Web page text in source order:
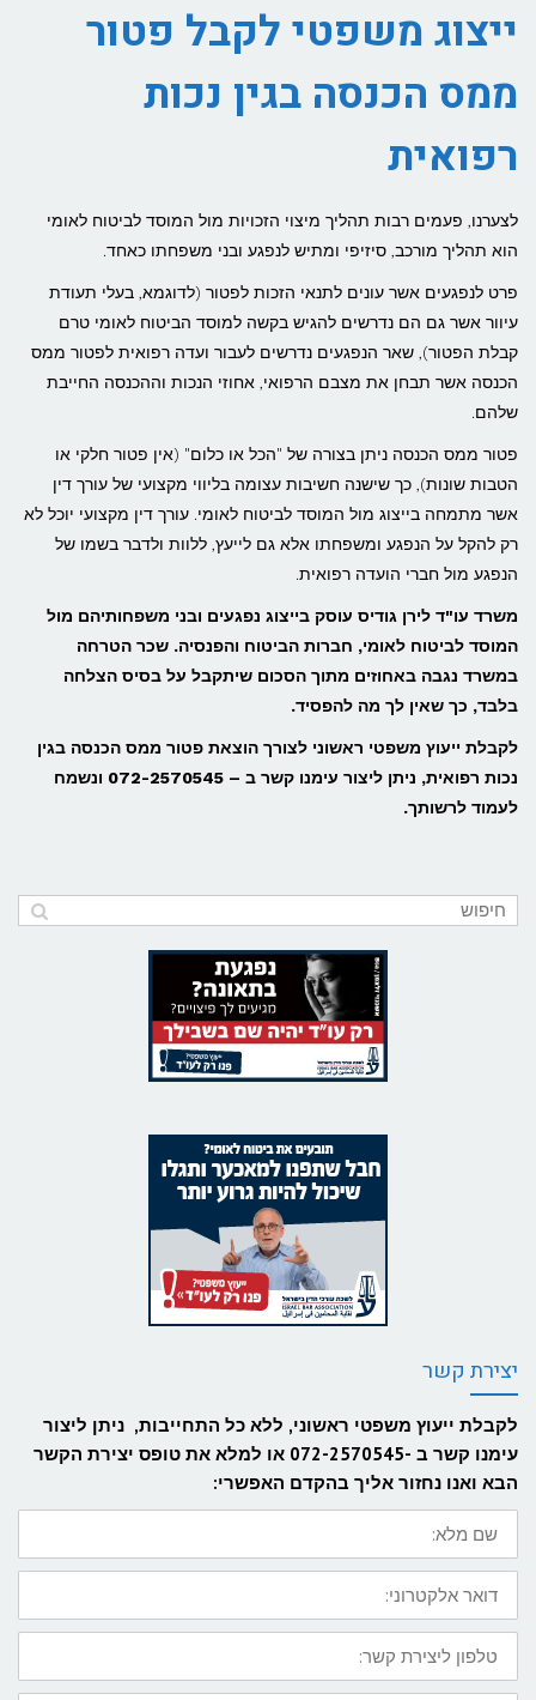
ייצוג משפטי לקבל פטור
ממס הכנסה בגין נכות
רפואית
לצערנו, פעמים רבות תהליך מיצוי הזכויות מול המוסד לביטוח לאומי
הוא תהליך מורכב, סיזיפי ומתיש לנפגע ובני משפחתו כאחד.
פרט לנפגעים אשר עונים לתנאי הזכות לפטור (לדוגמא, בעלי תעודת
עיוור אשר גם הם נדרשים להגיש בקשה למוסד הביטוח לאומי טרם
קבלת הפטור), שאר הנפגעים נדרשים לעבור ועדה רפואית לפטור ממס
הכנסה אשר תבחן את מצבם הרפואי, אחוזי הנכות וההכנסה החייבת
שלהם.
פטור ממס הכנסה ניתן בצורה של "הכל או כלום" (אין פטור חלקי או
הטבות שונות), כך שישנה חשיבות עצומה בליווי מקצועי של עורך דין
אשר מתמחה בייצוג מול המוסד לביטוח לאומי. עורך דין מקצועי יוכל לא
רק להקל על הנפגע ומשפחתו אלא גם לייעץ, ללוות ולדבר בשמו של
הנפגע מול חברי הועדה רפואית.
משרד עו"ד לירן גודיס עוסק בייצוג נפגעים ובני משפחותיהם מול
המוסד לביטוח לאומי, חברות הביטוח והפנסיה. שכר הטרחה
במשרד נגבה באחוזים מתוך הסכום שיתקבל על בסיס הצלחה
בלבד, כך שאין לך מה להפסיד.
לקבלת ייעוץ משפטי ראשוני לצורך הוצאת פטור ממס הכנסה בגין
נכות רפואית, ניתן ליצור עימנו קשר ב – 072-2570545 ונשמח
לעמוד לרשותך.
יצירת קשר
לקבלת ייעוץ משפטי ראשוני, ללא כל התחייבות, ניתן ליצור
עימנו קשר ב -072-2570545 או למלא את טופס יצירת הקשר
הבא ואנו נחזור אליך בהקדם האפשרי:
שם
מלא:
דואר
אלקטרוני:
טלפון
ליצירת
קשר: